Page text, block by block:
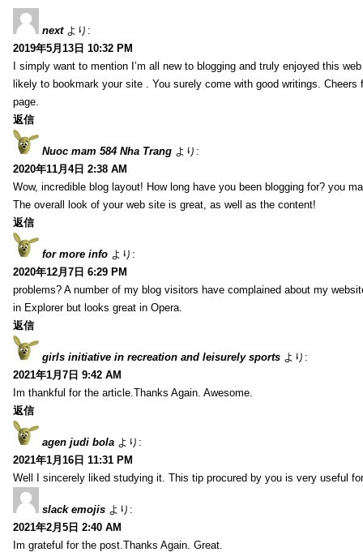
next より:
2019年5月13日 10:32 PM
I simply want to mention I’m all new to blogging and truly enjoyed this
likely to bookmark your site . You surely come with good writings. Cheers
page.
返信
Nuoc mam 584 Nha Trang より:
2020年11月4日 2:38 AM
Wow, incredible blog layout! How long have you been blogging for? you
The overall look of your web site is great, as well as the content!
返信
for more info より:
2020年12月7日 6:29 PM
problems? A number of my blog visitors have complained about my
in Explorer but looks great in Opera.
返信
girls initiative in recreation and leisurely sports より:
2021年1月7日 9:42 AM
Im thankful for the article.Thanks Again. Awesome.
返信
agen judi bola より:
2021年1月16日 11:31 PM
Well I sincerely liked studying it. This tip procured by you is very useful
slack emojis より:
2021年2月5日 2:40 AM
Im grateful for the post.Thanks Again. Great.